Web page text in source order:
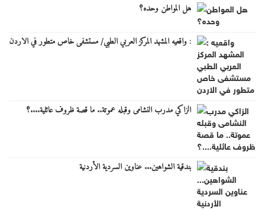
هل المواطن وحده؟
: واقعيه المشهد المركز العربي الطبي/ مستشفى خاص متطور في الاردن
الزاكي مدرب النشامى وقبله عموتة.. ما قصة ظروف عائلية....؟
بندقية الشواهين... عناوين السردية الأردنية